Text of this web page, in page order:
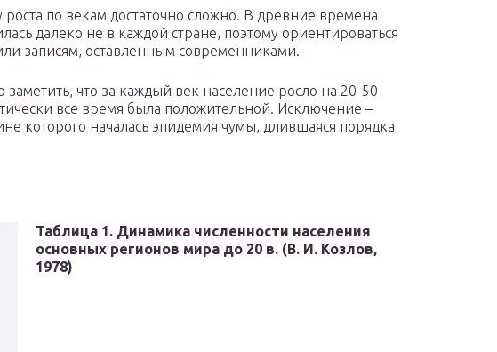
по векам достаточно сложно. В древние времена
далеко не в каждой стране, поэтому ориентироваться
записям, оставленным современниками.
что за каждый век население росло на 20-50
все время была положительной. Исключение –
которого началась эпидемия чумы, длившаяся порядка
Таблица 1. Динамика численности населения
основных регионов мира до 20 в. (В. И. Козлов,
1978)